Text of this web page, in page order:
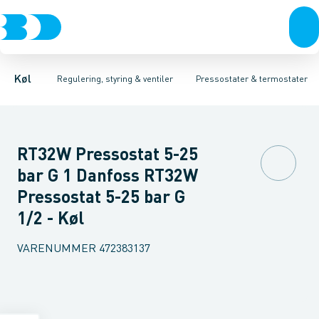
Køl Regulering, styring & ventiler
KompressorerKondenseringsaggregaterFordampere
Pressostater & termostater
Pressostater & termostaterSensorer & transmitterer
PressostaterDifferens pressostater Termostater
RT32W Pressostat 5-25
bar G 1 Danfoss RT32W
Pressostat 5-25 bar G
1/2 - Køl
VARENUMMER 472383137